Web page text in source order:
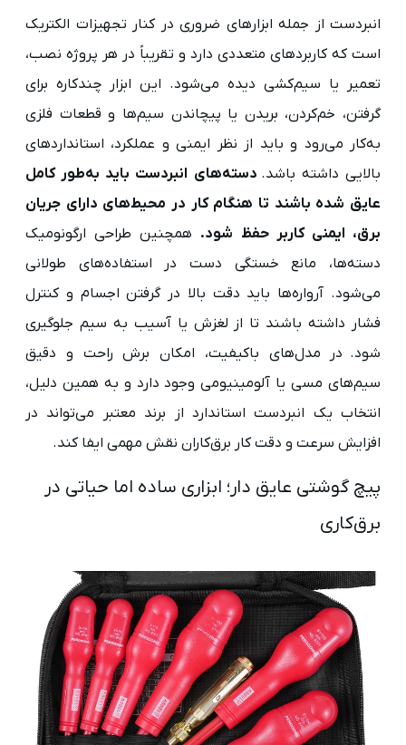
انبردست از جمله ابزارهای ضروری در کنار تجهیزات الکتریک
است که کاربردهای متعددی دارد و تقریباً در هر پروژه نصب،
تعمیر یا سیم‌کشی دیده می‌شود. این ابزار چندکاره برای
گرفتن، خم‌کردن، بریدن یا پیچاندن سیم‌ها و قطعات فلزی
به‌کار می‌رود و باید از نظر ایمنی و عملکرد، استانداردهای
بالایی داشته باشد. دسته‌های انبردست باید به‌طور کامل
عایق شده باشند تا هنگام کار در محیط‌های دارای جریان
برق، ایمنی کاربر حفظ شود. همچنین طراحی ارگونومیک
دسته‌ها، مانع خستگی دست در استفاده‌های طولانی
می‌شود. آرواره‌ها باید دقت بالا در گرفتن اجسام و کنترل
فشار داشته باشند تا از لغزش یا آسیب به سیم جلوگیری
شود. در مدل‌های باکیفیت، امکان برش راحت و دقیق
سیم‌های مسی یا آلومینیومی وجود دارد و به همین دلیل،
انتخاب یک انبردست استاندارد از برند معتبر می‌تواند در
افزایش سرعت و دقت کار برق‌کاران نقش مهمی ایفا کند.
پیچ‌ گوشتی عایق دار؛ ابزاری ساده اما حیاتی در
برق‌کاری